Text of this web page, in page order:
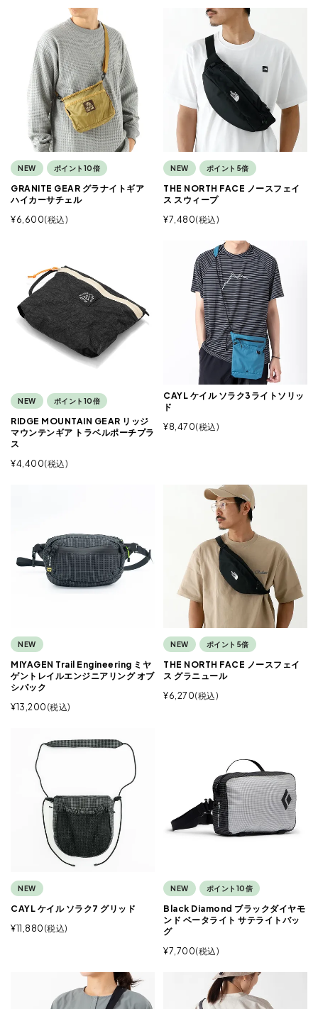
NEW ポイント10倍
GRANITE GEAR グラナイトギア
ハイカーサチェル
¥6,600 税込
NEW ポイント5倍
THE NORTH FACE ノースフェイ
ス スウィープ
¥7,480 税込
NEW ポイント10倍
RIDGE MOUNTAIN GEAR リッジ
マウンテンギア トラベルポーチプラ
ス
¥4,400 税込
CAYL ケイル ソラク3ライトソリッ
ド
¥8,470 税込
NEW
MIYAGEN Trail Engineering ミヤ
ゲントレイルエンジニアリング オブ
シパック
¥13,200 税込
NEW ポイント5倍
THE NORTH FACE ノースフェイ
ス グラニュール
¥6,270 税込
NEW
CAYL ケイル ソラク7 グリッド
¥11,880 税込
NEW ポイント10倍
Black Diamond ブラックダイヤモ
ンド ベータライト サテライトバッ
グ
¥7,700 税込